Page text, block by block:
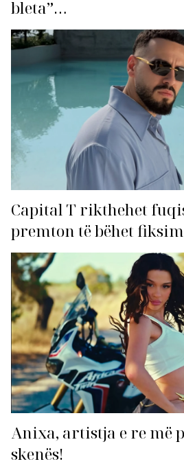
bleta”…
Capital T rikthehet
premton të bëhet
Anixa, artistja e re më
skenës!